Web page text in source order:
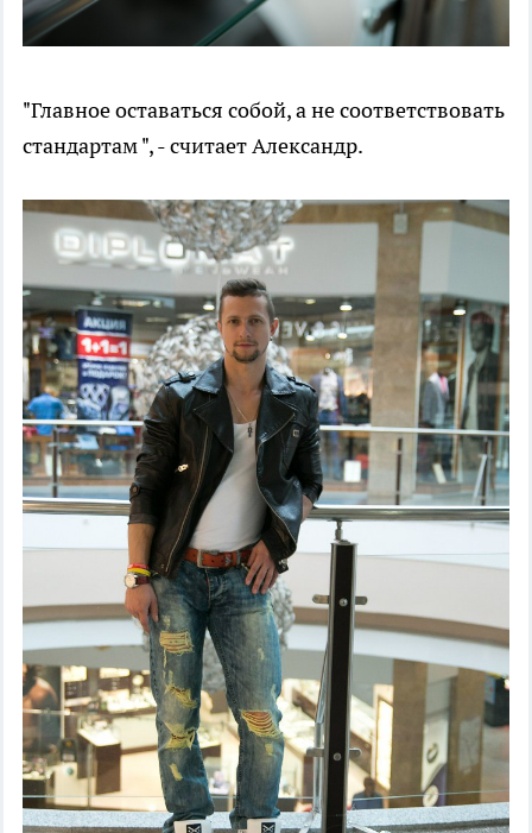
"Главное оставаться собой, а не соответствовать
стандартам ", - считает Александр.